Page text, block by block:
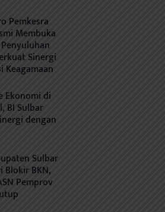
Pemkesra
Membuka
Sinergi
Keagamaan
Ekonomi di
BI Sulbar
dengan
Sulbar
Blokir BKN,
Pemprov